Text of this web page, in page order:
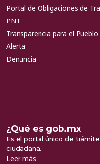
Portal de Obligaciones de
PNT
Transparencia para el Pueblo
Alerta
Denuncia
¿Qué es gob.mx
Es el portal único de
ciudadana.
Leer más